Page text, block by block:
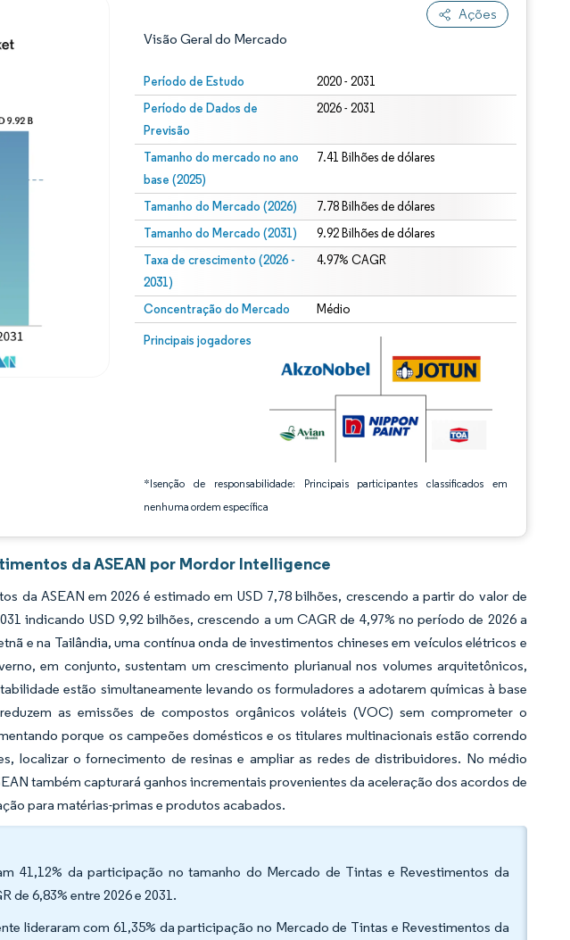
Ações
Visão Geral do Mercado
Período de Estudo 2020 - 2031
Período de Dados de
Previsão
2026 - 2031
Tamanho do mercado no ano
base (2025)
7.41 Bilhões de dólares
Tamanho do Mercado (2026) 7.78 Bilhões de dólares
Tamanho do Mercado (2031) 9.92 Bilhões de dólares
Taxa de crescimento (2026 -
2031)
4.97% CAGR
Concentração do Mercado Médio
Principais jogadores
*Isenção de responsabilidade: Principais participantes classificados em
nenhuma ordem específica
Imagem © Mordor Intelligence. O reuso requer atribuição conforme CC BY 4.0.
O reuso requer atribuição conforme CC BY 4.0.
da ASEAN por Mordor Intelligence
da ASEAN em 2026 é estimado em USD 7,78 bilhões, crescendo a partir do valor de
indicando USD 9,92 bilhões, crescendo a um CAGR de 4,97% no período de 2026 a
e na Tailândia, uma contínua onda de investimentos chineses em veículos elétricos e
em conjunto, sustentam um crescimento plurianual nos volumes arquitetônicos,
estão simultaneamente levando os formuladores a adotarem químicas à base
as emissões de compostos orgânicos voláteis (VOC) sem comprometer o
porque os campeões domésticos e os titulares multinacionais estão correndo
localizar o fornecimento de resinas e ampliar as redes de distribuidores. No médio
também capturará ganhos incrementais provenientes da aceleração dos acordos de
para matérias-primas e produtos acabados.
41,12% da participação no tamanho do Mercado de Tintas e Revestimentos da
de 6,83% entre 2026 e 2031.
lideraram com 61,35% da participação no Mercado de Tintas e Revestimentos da